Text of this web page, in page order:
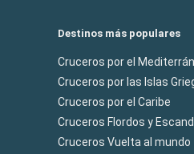
Destinos más populares
Cruceros por el
Cruceros por las Islas
Cruceros por el Caribe
Cruceros Flordos y
Cruceros Vuelta al mundo